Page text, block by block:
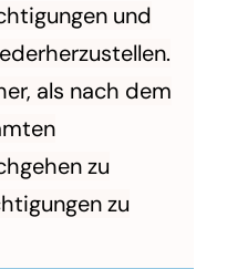
und
als nach dem
zu
zu